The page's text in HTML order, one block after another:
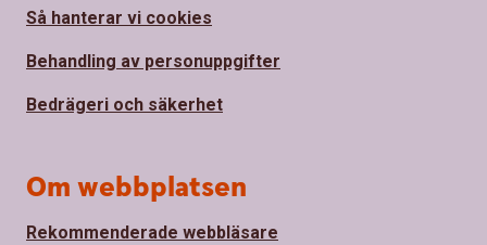
Så hanterar vi cookies
Behandling av personuppgifter
Bedrägeri och säkerhet
Om webbplatsen
Rekommenderade webbläsare